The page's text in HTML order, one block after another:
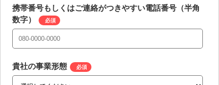
携帯番号もしくはご連絡がつきやすい電話番号（半角
数字）
貴社の事業形態